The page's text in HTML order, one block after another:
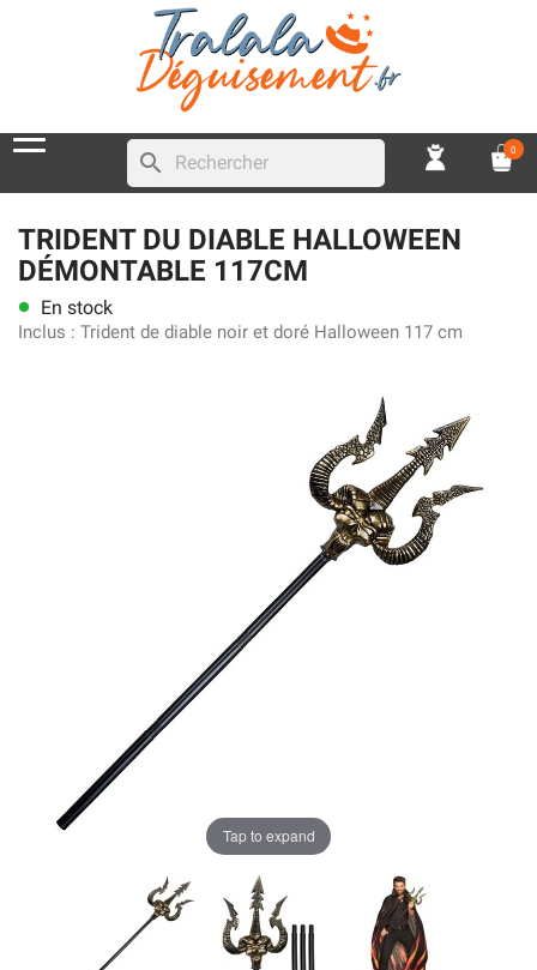
search 0
TRIDENT DU DIABLE HALLOWEEN
DÉMONTABLE 117CM
lens En stock
Inclus : Trident de diable noir et doré Halloween 117 cm
Tap to expand